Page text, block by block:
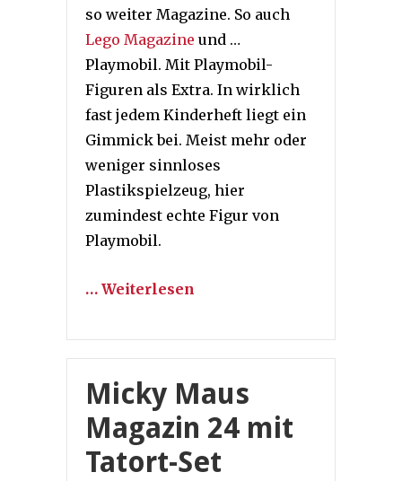
so weiter Magazine. So auch
Lego Magazine und …
Playmobil. Mit Playmobil-
Figuren als Extra. In wirklich
fast jedem Kinderheft liegt ein
Gimmick bei. Meist mehr oder
weniger sinnloses
Plastikspielzeug, hier
zumindest echte Figur von
Playmobil.
… Weiterlesen
Micky Maus
Magazin 24 mit
Tatort-Set